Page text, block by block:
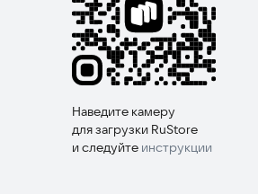
Наведите камеру
для загрузки RuStore
и следуйте инструкции